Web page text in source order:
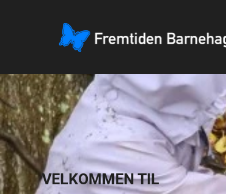
VELKOMMEN TIL